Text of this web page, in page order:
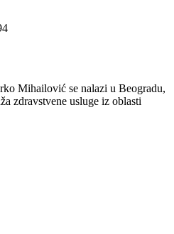
Mihailović se nalazi u Beogradu,
zdravstvene usluge iz oblasti